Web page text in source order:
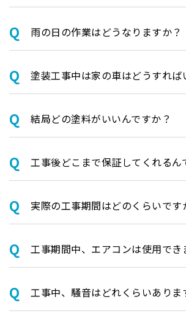
⾬の日の作業はどうなりますか？
塗装⼯事中は家の⾞はどうすれば
結局どの塗料がいいんですか？
⼯事後どこまで保証してくれるん
実際の⼯事期間はどのくらいです
⼯事期間中、エアコンは使⽤でき
⼯事中、騒⾳はどれくらいありま